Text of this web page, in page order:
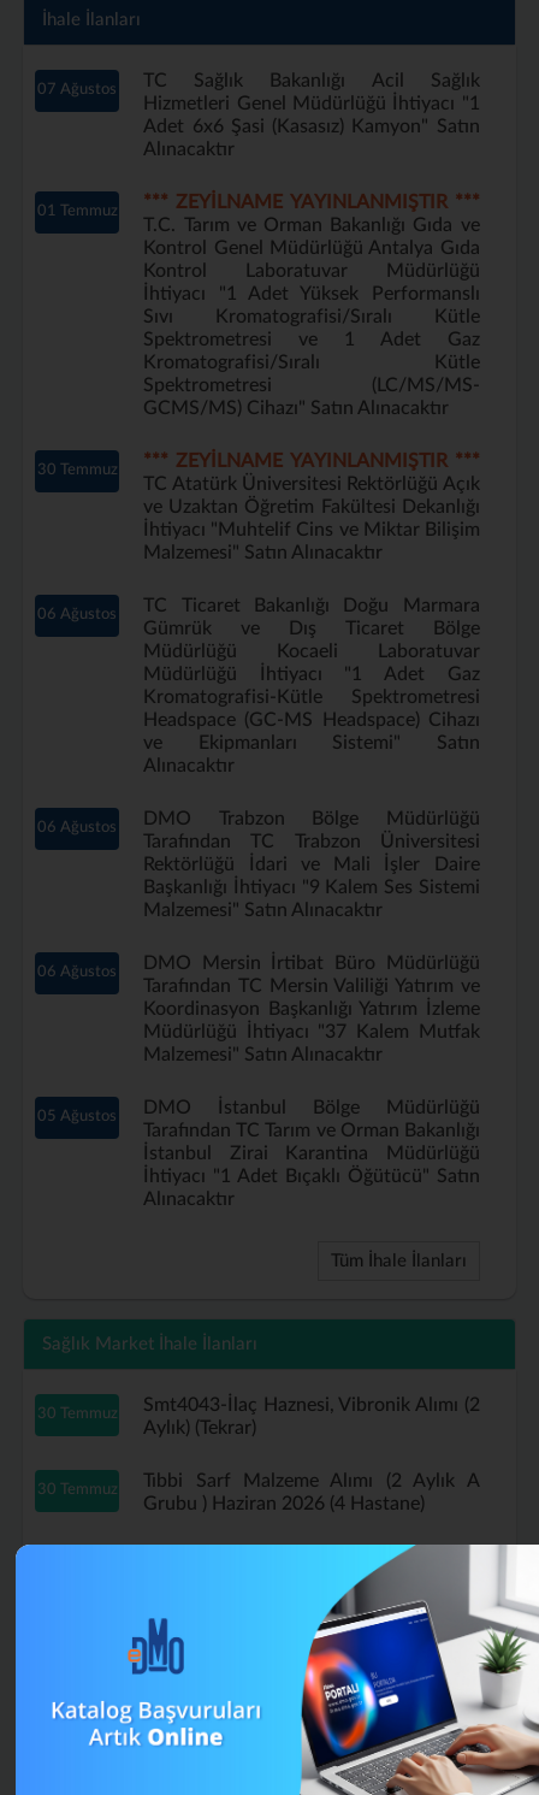
İhale İlanları
07 Ağustos
TC Sağlık Bakanlığı Acil Sağlık
Hizmetleri Genel Müdürlüğü İhtiyacı "1
Adet 6x6 Şasi (Kasasız) Kamyon" Satın
Alınacaktır
01 Temmuz
*** ZEYİLNAME YAYINLANMIŞTIR ***
T.C. Tarım ve Orman Bakanlığı Gıda ve
Kontrol Genel Müdürlüğü Antalya Gıda
Kontrol Laboratuvar Müdürlüğü
İhtiyacı "1 Adet Yüksek Performanslı
Sıvı Kromatografisi/Sıralı Kütle
Spektrometresi ve 1 Adet Gaz
Kromatografisi/Sıralı Kütle
Spektrometresi (LC/MS/MS-
GCMS/MS) Cihazı" Satın Alınacaktır
30 Temmuz
*** ZEYİLNAME YAYINLANMIŞTIR ***
TC Atatürk Üniversitesi Rektörlüğü Açık
ve Uzaktan Öğretim Fakültesi Dekanlığı
İhtiyacı "Muhtelif Cins ve Miktar Bilişim
Malzemesi" Satın Alınacaktır
06 Ağustos
TC Ticaret Bakanlığı Doğu Marmara
Gümrük ve Dış Ticaret Bölge
Müdürlüğü Kocaeli Laboratuvar
Müdürlüğü İhtiyacı "1 Adet Gaz
Kromatografisi-Kütle Spektrometresi
Headspace (GC-MS Headspace) Cihazı
ve Ekipmanları Sistemi" Satın
Alınacaktır
06 Ağustos
DMO Trabzon Bölge Müdürlüğü
Tarafından TC Trabzon Üniversitesi
Rektörlüğü İdari ve Mali İşler Daire
Başkanlığı İhtiyacı "9 Kalem Ses Sistemi
Malzemesi" Satın Alınacaktır
06 Ağustos
DMO Mersin İrtibat Büro Müdürlüğü
Tarafından TC Mersin Valiliği Yatırım ve
Koordinasyon Başkanlığı Yatırım İzleme
Müdürlüğü İhtiyacı "37 Kalem Mutfak
Malzemesi" Satın Alınacaktır
05 Ağustos
DMO İstanbul Bölge Müdürlüğü
Tarafından TC Tarım ve Orman Bakanlığı
İstanbul Zirai Karantina Müdürlüğü
İhtiyacı "1 Adet Bıçaklı Öğütücü" Satın
Alınacaktır
Tüm İhale İlanları
Sağlık Market İhale İlanları
30 Temmuz
Smt4043-İlaç Haznesi, Vibronik Alımı (2
Aylık) (Tekrar)
30 Temmuz
Tıbbi Sarf Malzeme Alımı (2 Aylık A
Grubu ) Haziran 2026 (4 Hastane)
Tıbbi Sarf Malzeme Alımı (2 Aylık A
Grubu ) Haziran 2026 (Tekrar)
B Grubu Tıbbi Sarf Malzeme Alımı
Mayıs (4 Aylık) (Tekrar)
13 Temmuz
A Grubu Tıbbi Sarf Malzeme Alımı (4
Aylık) Nisan 2026 (Tekrar)
Smt4043-İlaç Haznesi, Vibronik Alımı (2